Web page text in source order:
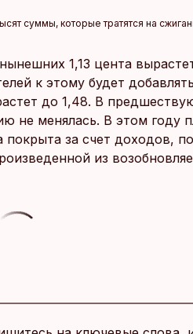
суммы, которые тратятся на
1,13 цента
к этому будет
до 1,48. В
не менялась. В этом году
за счет доходов,
из